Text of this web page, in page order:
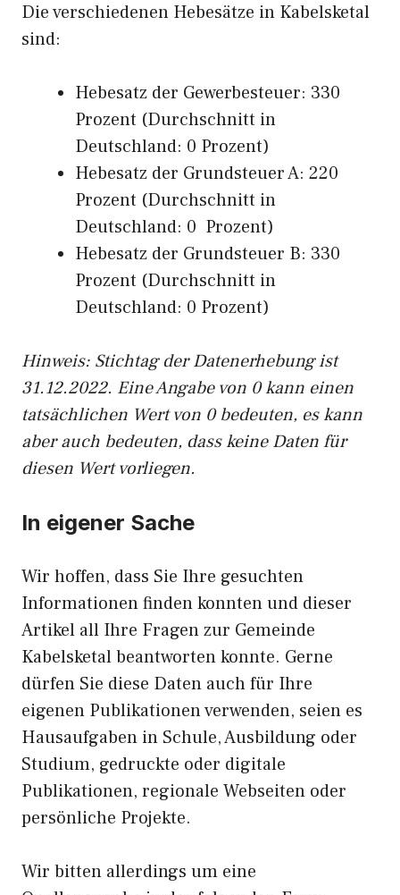
Die verschiedenen Hebesätze in Kabelsketal
sind:
Hebesatz der Gewerbesteuer: 330
Prozent (Durchschnitt in
Deutschland: 0 Prozent)
Hebesatz der Grundsteuer A: 220
Prozent (Durchschnitt in
Deutschland: 0 Prozent)
Hebesatz der Grundsteuer B: 330
Prozent (Durchschnitt in
Deutschland: 0 Prozent)
Hinweis: Stichtag der Datenerhebung ist
31.12.2022. Eine Angabe von 0 kann einen
tatsächlichen Wert von 0 bedeuten, es kann
aber auch bedeuten, dass keine Daten für
diesen Wert vorliegen.
In eigener Sache
Wir hoffen, dass Sie Ihre gesuchten
Informationen finden konnten und dieser
Artikel all Ihre Fragen zur Gemeinde
Kabelsketal beantworten konnte. Gerne
dürfen Sie diese Daten auch für Ihre
eigenen Publikationen verwenden, seien es
Hausaufgaben in Schule, Ausbildung oder
Studium, gedruckte oder digitale
Publikationen, regionale Webseiten oder
persönliche Projekte.
Wir bitten allerdings um eine